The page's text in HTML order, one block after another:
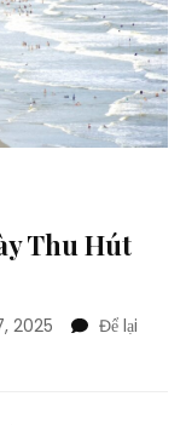
Thu Hút
2025
Để lại